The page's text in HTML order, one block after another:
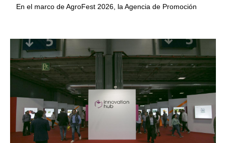
En el marco de AgroFest 2026, la Agencia de Promoción